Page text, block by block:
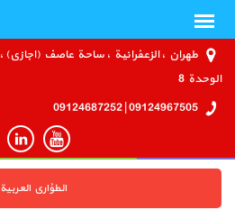
الوحدة 8
09124967505 | 09124687252
الطؤاري العربية